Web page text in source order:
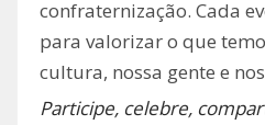
confraternização. Cada
para valorizar o que
cultura, nossa gente e
Participe, celebre,